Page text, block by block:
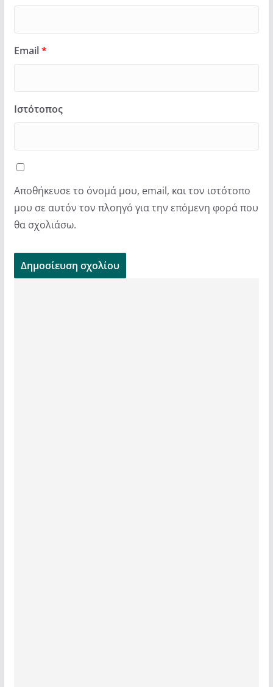
Email*
Ιστότοπος
Αποθήκευσε το όνομά μου, email, και τον ιστότοπο
μου σε αυτόν τον πλοηγό για την επόμενη φορά που
θα σχολιάσω.